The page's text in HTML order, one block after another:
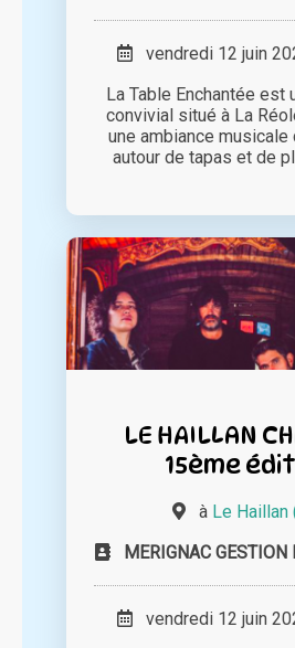
vendredi 12 juin
La Table Enchantée est
convivial situé à La
une ambiance musicale
autour de tapas et de
LE HAILLAN
15ème
à Le Haillan
MERIGNAC
vendredi 12 juin